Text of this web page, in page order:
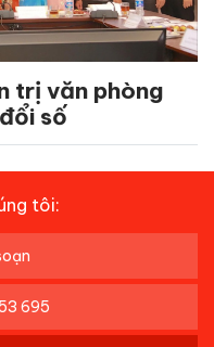
trị văn phòng
số
tôi:
695